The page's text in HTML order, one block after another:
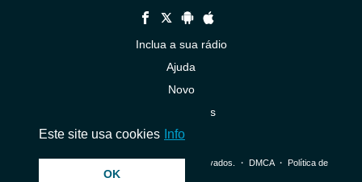
Inclua a sua rádio
Ajuda
Novo
Contacte-nos
© 2026 InstantAudio. Todos os direitos reservados. ・ DMCA・ Política de
Este site usa cookies Info
OK